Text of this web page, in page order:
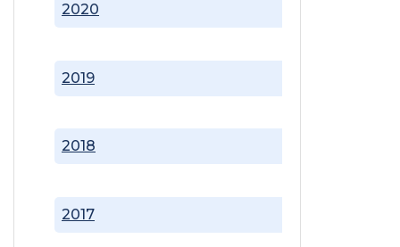
2017
2018
2019
2020